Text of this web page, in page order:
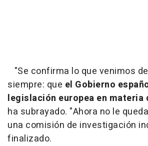
"Se confirma lo que venimos
siempre: que el Gobierno
legislación europea en materia
ha subrayado. "Ahora no le
una comisión de investigación
finalizado.